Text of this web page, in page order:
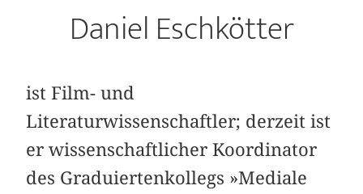
Daniel Eschkötter
ist Film- und
Literaturwissenschaftler; derzeit ist
er wissenschaftlicher Koordinator
des Graduiertenkollegs »Mediale